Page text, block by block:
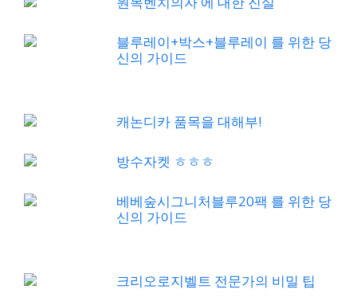
블루레이+박스+블루레이 를 위한 당
신의 가이드
캐논디카 품목을 대해부!
방수자켓 ㅎㅎㅎ
베베숲시그니처블루20팩 를 위한 당
신의 가이드
크리오로지벨트 전문가의 비밀 팁